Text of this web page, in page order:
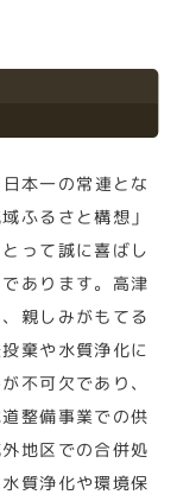
本一の常連とな
ふるさと構想」
って誠に喜ばし
あります。高津
親しみがもてる
棄や水質浄化に
不可欠であり、
整備事業での供
地区での合併処
質浄化や環境保